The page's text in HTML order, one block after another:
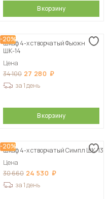
В корзину
-20%
Шкаф 4-х створчатый Фьюжн
ШК-14
Цена
34 100 27 280
за 1 день
В корзину
-20%
Шкаф 4-х створчатый Симпл ШК-13
Цена
30 660 24 530
за 1 день